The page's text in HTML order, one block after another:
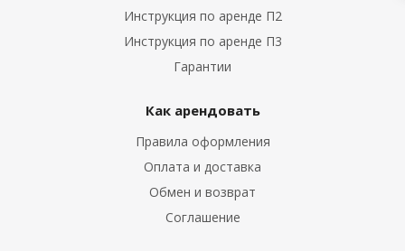
Инструкция по аренде П2
Инструкция по аренде П3
Гарантии
Как арендовать
Правила оформления
Оплата и доставка
Обмен и возврат
Соглашение